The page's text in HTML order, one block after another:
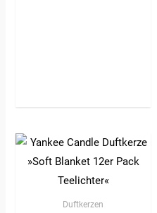
Duftkerzen